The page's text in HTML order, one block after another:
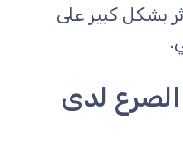
بشكل كبير على
لدى